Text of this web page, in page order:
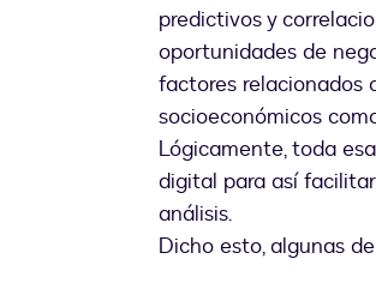
predictivos y
oportunidades de
factores relacionados
socioeconómicos
Lógicamente, toda
digital para así
análisis.
Dicho esto, algunas